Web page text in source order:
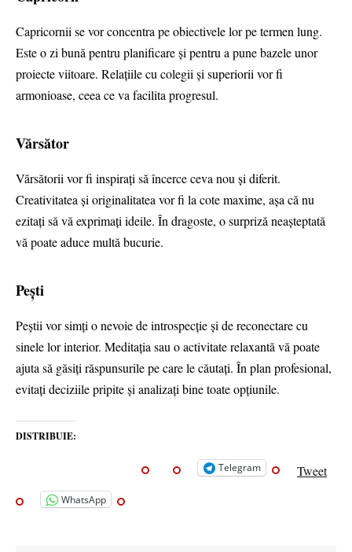
Capricornii se vor concentra pe obiectivele lor pe termen lung.
Este o zi bună pentru planificare și pentru a pune bazele unor
proiecte viitoare. Relațiile cu colegii și superiorii vor fi
armonioase, ceea ce va facilita progresul.
Vărsător
Vărsătorii vor fi inspirați să încerce ceva nou și diferit.
Creativitatea și originalitatea vor fi la cote maxime, așa că nu
ezitați să vă exprimați ideile. În dragoste, o surpriză neașteptată
vă poate aduce multă bucurie.
Pești
Peștii vor simți o nevoie de introspecție și de reconectare cu
sinele lor interior. Meditația sau o activitate relaxantă vă poate
ajuta să găsiți răspunsurile pe care le căutați. În plan profesional,
evitați deciziile pripite și analizați bine toate opțiunile.
DISTRIBUIE:
Telegram Tweet
WhatsApp